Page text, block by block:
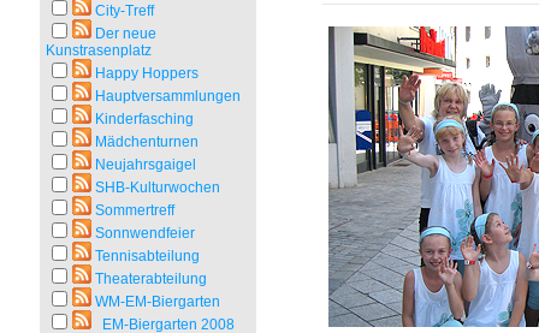
City-Treff
Der neue
Kunstrasenplatz
Happy Hoppers
Hauptversammlungen
Kinderfasching
Mädchenturnen
Neujahrsgaigel
SHB-Kulturwochen
Sommertreff
Sonnwendfeier
Tennisabteilung
Theaterabteilung
WM-EM-Biergarten
EM-Biergarten 2008